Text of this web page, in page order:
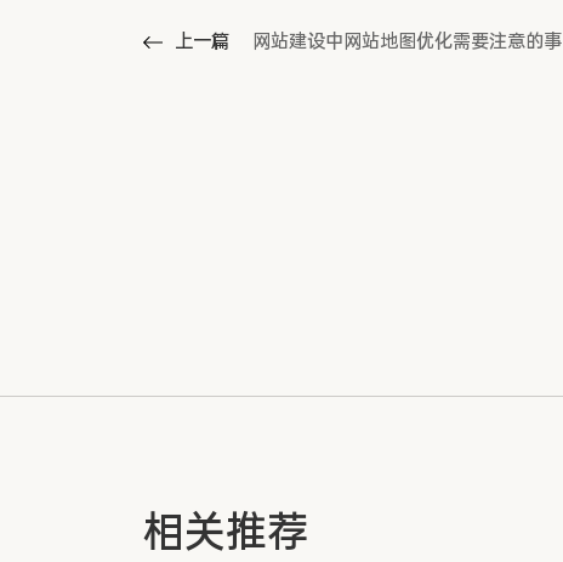
上一篇 网站建设中网站地图优化需要注意的事
相关推荐